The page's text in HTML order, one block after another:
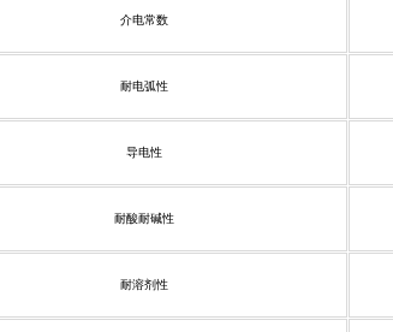
介电常数
耐电弧性
导电性
耐酸耐碱性
耐溶剂性